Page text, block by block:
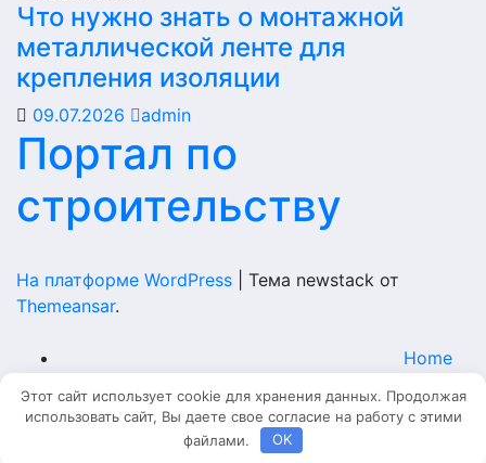
Что нужно знать о монтажной
металлической ленте для
крепления изоляции
09.07.2026 admin
Портал по
строительству
На платформе WordPress
Тема newstack от
Themeansar.
Home
Главная
Этот сайт использует cookie для хранения данных. Продолжая
использовать сайт, Вы даете свое согласие на работу с этими
файлами.
OK